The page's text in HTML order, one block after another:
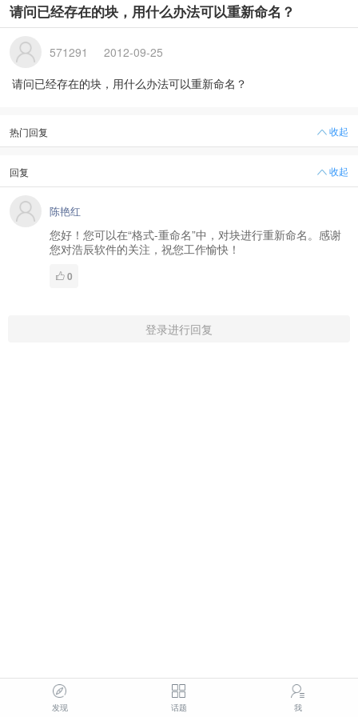
请问已经存在的块，用什么办法可以重新命名？
571291
2012-09-25
请问已经存在的块，用什么办法可以重新命名？
热门回复 收起
回复 收起
陈艳红
您好！您可以在“格式-重命名”中，对块进行重新命名。感谢
您对浩辰软件的关注，祝您工作愉快！
0
登录进行回复
发现 话题 我